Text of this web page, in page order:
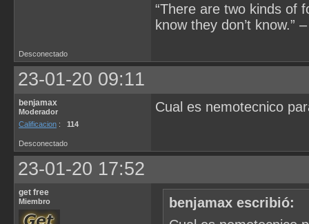
“There are two kinds of
know they don’t know.”
Desconectado
23-01-20 09:11
benjamax
Moderador
Calificacion : 114
Cual es nemotecnico
Desconectado
23-01-20 17:52
get free
Miembro
benjamax escribió: